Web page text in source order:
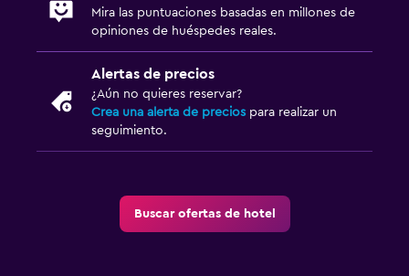
Mira las puntuaciones basadas en millones de
opiniones de huéspedes reales.
Alertas de precios
¿Aún no quieres reservar?
Crea una alerta de precios para realizar un
seguimiento.
Buscar ofertas de hotel